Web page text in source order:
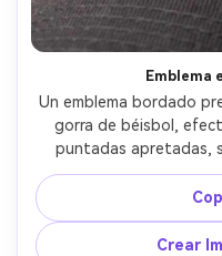
Emblema
Un emblema bordado
gorra de béisbol,
puntadas apretadas,
curvado de la gorra,
nítida, tomada con
textura de hilo
Crear